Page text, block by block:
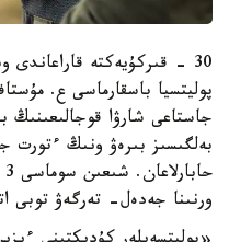
30 - قىركۇيەكتە
جاستاعى شارۋا
بەلگىسىز بىرەۋ ونىڭ ءتورت
ورنىنا جەدەل- تەرگەۋ توبى